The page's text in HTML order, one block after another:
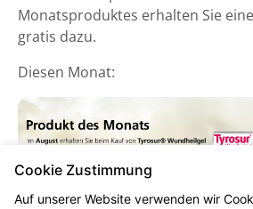
Monatsproduktes erhalten Sie
gratis dazu.
Diesen Monat:
Cookie Zustimmung
Auf unserer Website verwenden wir